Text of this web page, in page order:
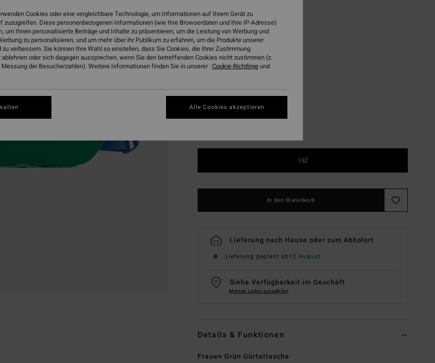
35,95 €
55%
16,18 €
SALE
DOPPELTER RABATT EXTRA 25%
1SZ
In den Warenkorb
Lieferung nach Hause oder zum Abholort
Lieferung geplant ab12 August
Siehe Verfügbarkeit im Geschäft
Meinen Laden auswählen
Details & Funktionen
Frauen Grün Gürteltasche
Cookies oder eine vergleichbare Technologie, um Informationen auf Ihrem Gerät zu
zuzugreifen. Diese personenbezogenen Informationen (wie Ihre Browserdaten und Ihre IP-Adresse)
um Ihnen personalisierte Beiträge und Inhalte zu präsentieren, um die Leistung von Werbung und
zu personalisieren, und um mehr über ihr Publikum zu erfahren, um die Produkte unserer
verbessern. Sie können Ihre Wahl so einstellen, dass Sie Cookies, die Ihrer Zustimmung
oder sich dagegen aussprechen, wenn Sie den betreffenden Cookies nicht zustimmen (z.
der Besucherzahlen). Weitere Informationen finden Sie in unserer :Cookie-Richtlinie und
Alle Cookies akzeptieren